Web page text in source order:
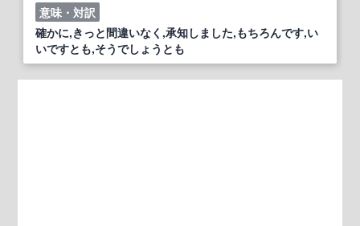
意味・対訳
確かに,きっと間違いなく,承知しました,もちろんです,い
いですとも,そうでしょうとも